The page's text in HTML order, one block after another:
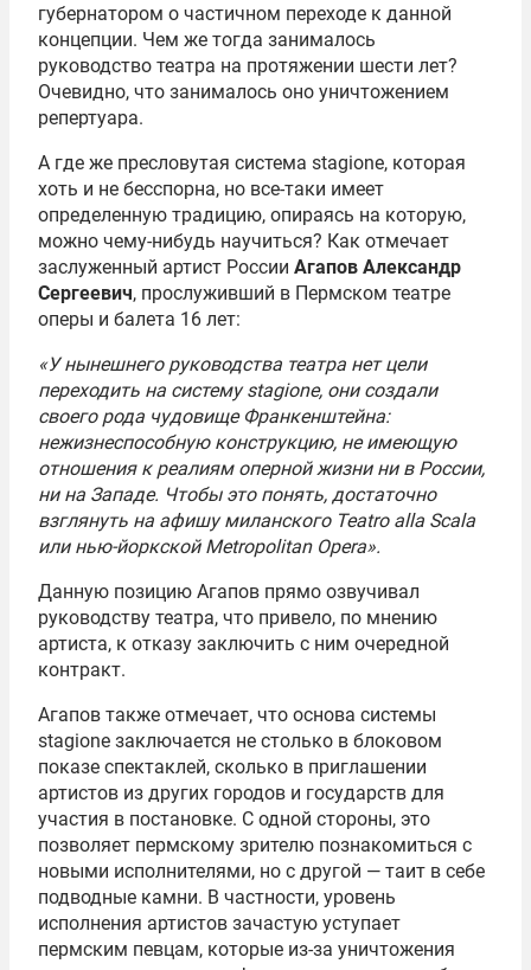
губернатором о частичном переходе к данной
концепции. Чем же тогда занималось
руководство театра на протяжении шести лет?
Очевидно, что занималось оно уничтожением
репертуара.
А где же пресловутая система stagione, которая
хоть и не бесспорна, но все-таки имеет
определенную традицию, опираясь на которую,
можно чему-нибудь научиться? Как отмечает
заслуженный артист России Агапов Александр
Сергеевич, прослуживший в Пермском театре
оперы и балета 16 лет:
«У нынешнего руководства театра нет цели
переходить на систему stagione, они создали
своего рода чудовище Франкенштейна:
нежизнеспособную конструкцию, не имеющую
отношения к реалиям оперной жизни ни в России,
ни на Западе. Чтобы это понять, достаточно
взглянуть на афишу миланского Teatro alla Scala
или нью-йоркской Metropolitan Opera».
Данную позицию Агапов прямо озвучивал
руководству театра, что привело, по мнению
артиста, к отказу заключить с ним очередной
контракт.
Агапов также отмечает, что основа системы
stagione заключается не столько в блоковом
показе спектаклей, сколько в приглашении
артистов из других городов и государств для
участия в постановке. С одной стороны, это
позволяет пермскому зрителю познакомиться с
новыми исполнителями, но с другой — таит в себе
подводные камни. В частности, уровень
исполнения артистов зачастую уступает
пермским певцам, которые из-за уничтожения